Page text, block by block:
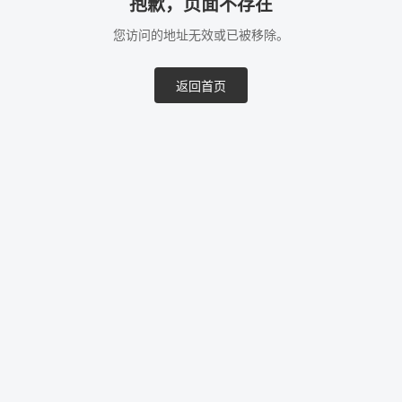
抱歉，页面不存在
您访问的地址无效或已被移除。
返回首页